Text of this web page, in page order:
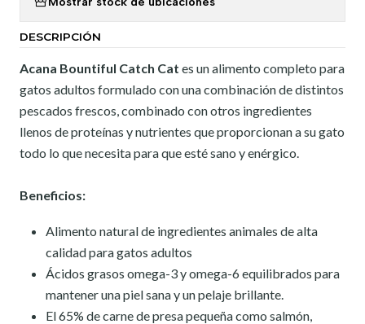
DESCRIPCIÓN
Acana Bountiful Catch Cat es un alimento completo para
gatos adultos formulado con una combinación de distintos
pescados frescos, combinado con otros ingredientes
llenos de proteínas y nutrientes que proporcionan a su gato
todo lo que necesita para que esté sano y enérgico.
Beneficios:
Alimento natural de ingredientes animales de alta
calidad para gatos adultos
Ácidos grasos omega-3 y omega-6 equilibrados para
mantener una piel sana y un pelaje brillante.
El 65% de carne de presa pequeña como salmón,